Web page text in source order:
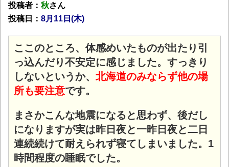
投稿者： 秋さん
投稿日： 8月11日(木)
ここのところ、体感めいたものが出たり引
っ込んだり不安定に感じました。すっきり
しないというか、 北海道のみならず他の場
所も要注意です。
まさかこんな地震になると思わず、後だし
になりますが実は昨日夜と一昨日夜と二日
連続続けて耐えられず寝てしまいました。1
時間程度の睡眠でした。